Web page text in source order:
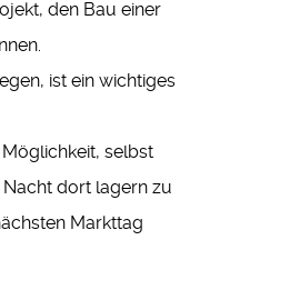
den Bau einer
ist ein wichtiges
selbst
dort lagern zu
Markttag